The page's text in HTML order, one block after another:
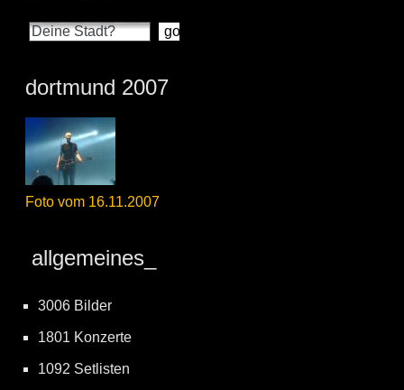
dortmund 2007
Foto vom 16.11.2007
allgemeines_
3006 Bilder
1801 Konzerte
1092 Setlisten